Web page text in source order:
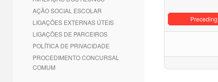
AÇÃO SOCIAL ESCOLAR
LIGAÇÕES EXTERNAS ÚTEIS
LIGAÇÕES DE PARCEIROS
POLÍTICA DE PRIVACIDADE
PROCEDIMENTO CONCURSAL
COMUM